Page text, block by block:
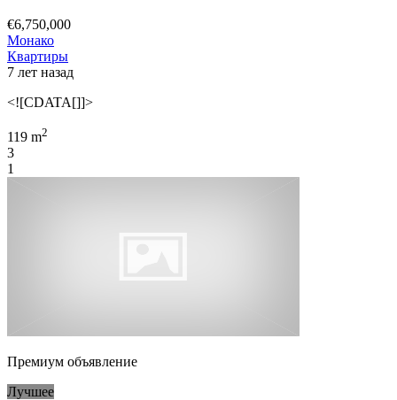
€6,750,000
Монако
Квартиры
7 лет назад
<![CDATA[]]>
119 m2
3
1
Премиум объявление
Лучшее